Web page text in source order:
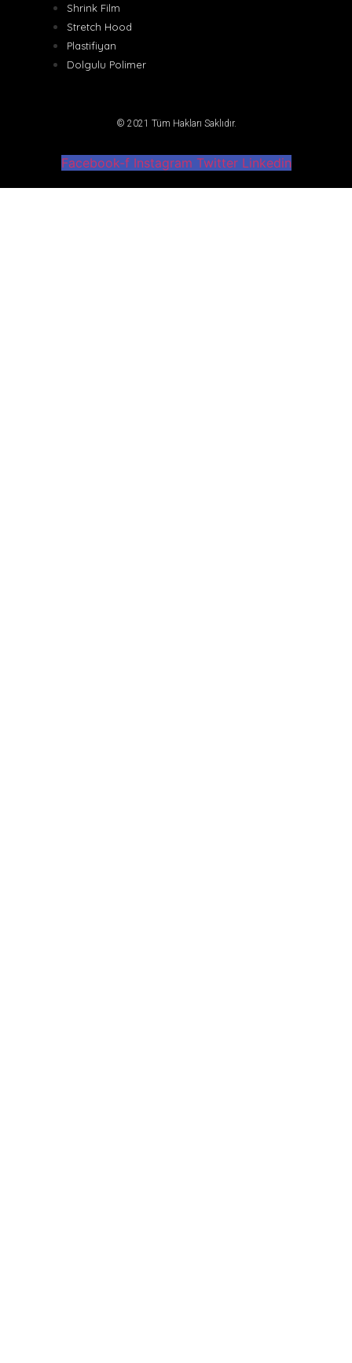
Shrink Film
Stretch Hood
Plastifiyan
Dolgulu Polimer
© 2021 Tüm Hakları Saklıdır.
Facebook-f Instagram Twitter Linkedin